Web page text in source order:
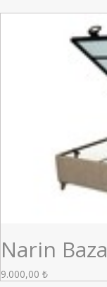
Narin Baza
9.000,00 ₺